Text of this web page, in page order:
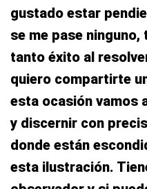
gustado estar
se me pase
tanto éxito al
quiero compartirte
esta ocasión vamos
y discernir con
donde están
esta ilustración.